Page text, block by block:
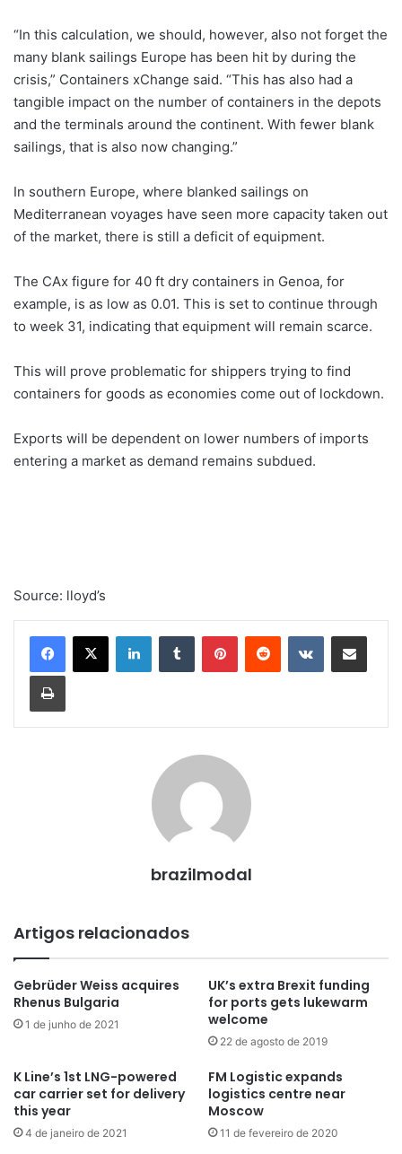
“In this calculation, we should, however, also not forget the
many blank sailings Europe has been hit by during the
crisis,” Containers xChange said. “This has also had a
tangible impact on the number of containers in the depots
and the terminals around the continent. With fewer blank
sailings, that is also now changing.”
In southern Europe, where blanked sailings on
Mediterranean voyages have seen more capacity taken out
of the market, there is still a deficit of equipment.
The CAx figure for 40 ft dry containers in Genoa, for
example, is as low as 0.01. This is set to continue through
to week 31, indicating that equipment will remain scarce.
This will prove problematic for shippers trying to find
containers for goods as economies come out of lockdown.
Exports will be dependent on lower numbers of imports
entering a market as demand remains subdued.
Source: lloyd’s
LinkedinTumblr PinterestReddit VK Compartilhar via e-mail
Imprimir
brazilmodal
Artigos relacionados
Gebrüder Weiss acquires
Rhenus Bulgaria
1 de junho de 2021
UK’s extra Brexit funding
for ports gets lukewarm
welcome
22 de agosto de 2019
K Line’s 1st LNG-powered
car carrier set for delivery
this year
4 de janeiro de 2021
FM Logistic expands
logistics centre near
Moscow
11 de fevereiro de 2020